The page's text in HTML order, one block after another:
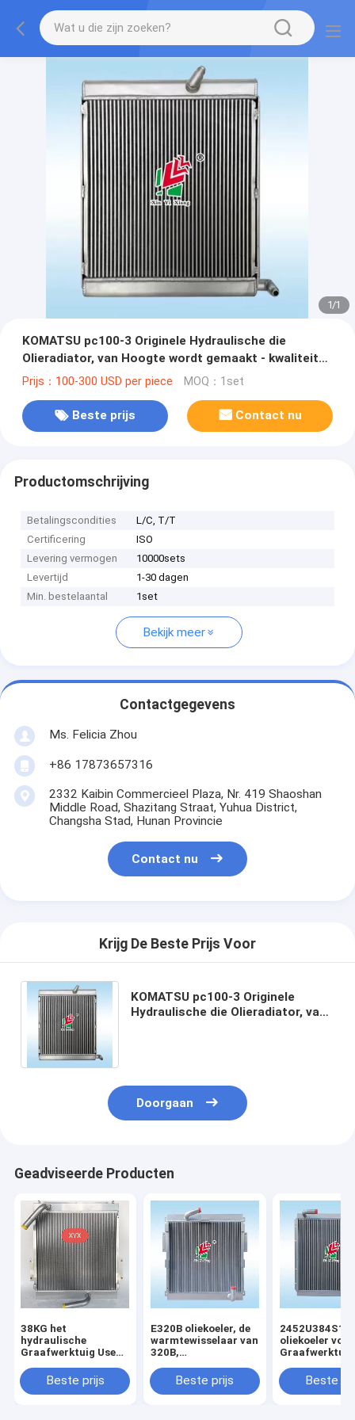
1/1
KOMATSU pc100-3 Originele Hydraulische die
Olieradiator, van Hoogte wordt gemaakt - kwaliteit
Dik gemaakte Pijp
Prijs：100-300 USD per piece MOQ：1set
Beste prijs Contact nu
Productomschrijving
Betalingscondities
L/C, T/T
Certificering
ISO
Levering vermogen
10000sets
Levertijd
1-30 dagen
Min. bestelaantal
1set
Bekijk meer
Contactgegevens
Ms. Felicia Zhou
+86 17873657316
2332 Kaibin Commercieel Plaza, Nr. 419 Shaoshan
Middle Road, Shazitang Straat, Yuhua District,
Changsha Stad, Hunan Provincie
Contact nu
Krijg De Beste Prijs Voor
KOMATSU pc100-3 Originele
Hydraulische die Olieradiator, van
Doorgaan
Geadviseerde Producten
38KG het
hydraulische
Graafwerktuig Use
Voerman E320 van
de Olieradiator
Beste prijs
E320B oliekoeler, de
warmtewisselaar van
320B,
luchtkoeler,
Radiator, olietank,
Beste prijs
2452U384S1
oliekoeler
MD200BLC
K907
Beste